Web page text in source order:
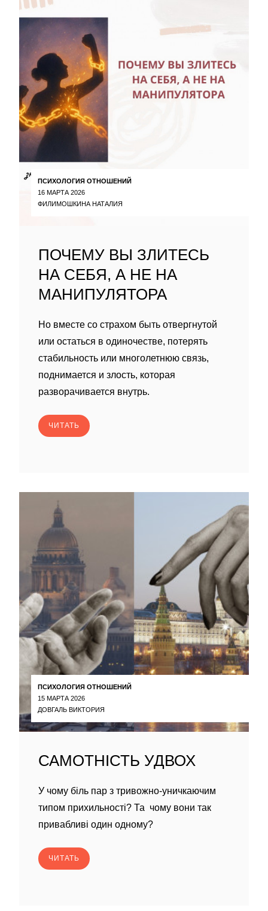
ПСИХОЛОГИЯ ОТНОШЕНИЙ
16 МАРТА 2026
ФИЛИМОШКИНА НАТАЛИЯ
ПОЧЕМУ ВЫ ЗЛИТЕСЬ
НА СЕБЯ, А НЕ НА
МАНИПУЛЯТОРА
Но вместе со страхом быть отвергнутой
или остаться в одиночестве, потерять
стабильность или многолетнюю связь,
поднимается и злость, которая
разворачивается внутрь.
ЧИТАТЬ
ПСИХОЛОГИЯ ОТНОШЕНИЙ
15 МАРТА 2026
ДОВГАЛЬ ВИКТОРИЯ
САМОТНІСТЬ УДВОХ
У чому біль пар з тривожно-уничкаючим
типом прихильності? Та чому вони так
привабливі один одному?
ЧИТАТЬ